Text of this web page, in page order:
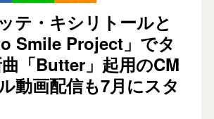
テ・キシリトールと
Smile Project」でタ
「Butter」起用のCM
動画配信も7月にスタ